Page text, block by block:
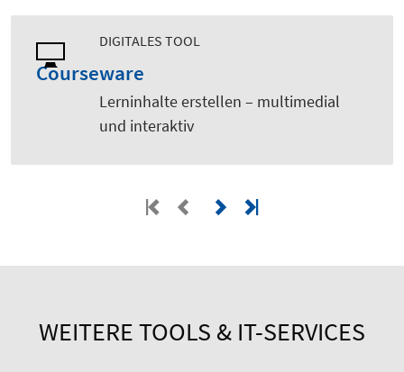
DIGITALES TOOL
Courseware
Lerninhalte erstellen – multimedial
und interaktiv
WEITERE TOOLS & IT-SERVICES